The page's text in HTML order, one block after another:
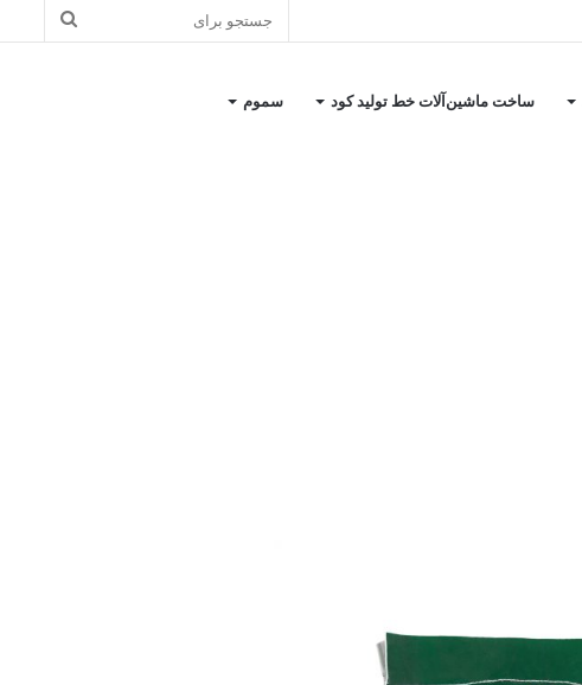
ساخت ماشین‌آلات خط تولید کود سموم